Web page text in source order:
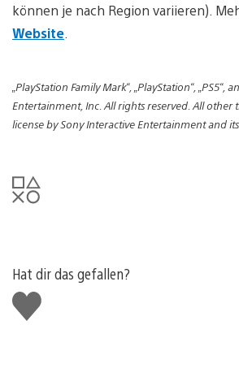
können je nach Region variieren).
Website
„PlayStation Family Mark“, „PlayStation“,
Entertainment, Inc. All rights reserved. All
license by Sony Interactive Entertainment and
Hat dir das gefallen?
Gefällt
mir